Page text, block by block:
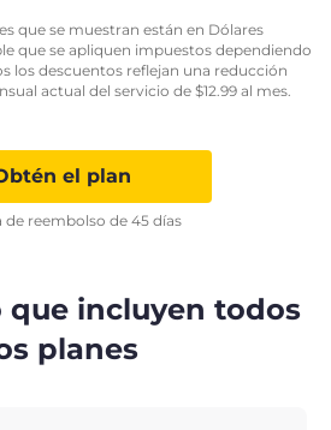
que se muestran están en Dólares
que se apliquen impuestos dependiendo
los descuentos reflejan una reducción
actual del servicio de $12.99al mes.
el plan
de reembolso de 45 días
que incluyen todos
planes